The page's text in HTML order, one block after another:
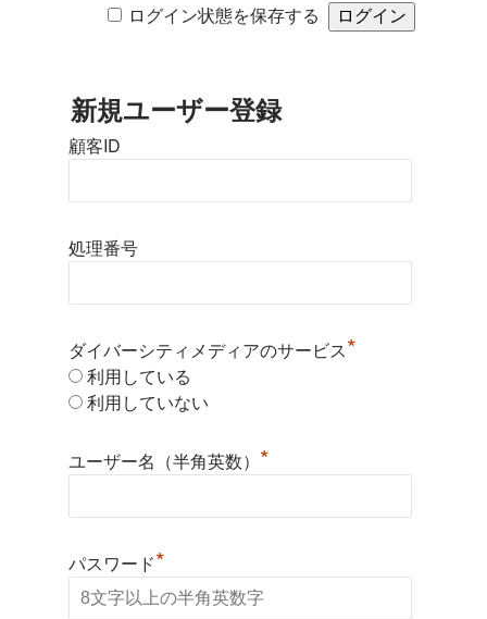
ログイン状態を保存する
新規ユーザー登録
顧客ID
処理番号
ダイバーシティメディアのサービス*
利用している
利用していない
ユーザー名（半角英数） *
パスワード*